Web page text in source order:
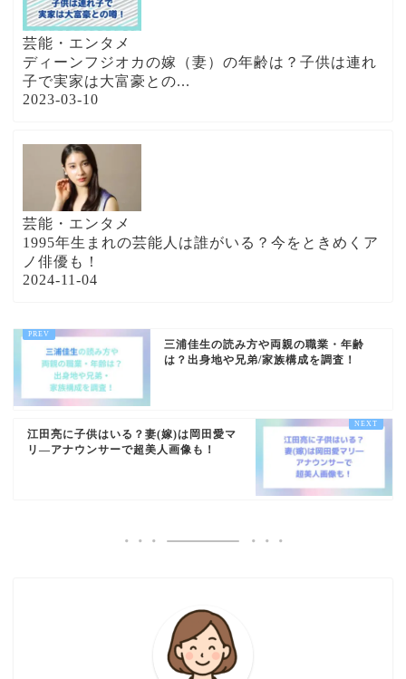
芸能・エンタメ
ディーンフジオカの嫁（妻）の年齢は？子供は連れ
子で実家は大富豪との...
2023-03-10
芸能・エンタメ
1995年生まれの芸能人は誰がいる？今をときめくア
ノ俳優も！
2024-11-04
三浦佳生の読み方や両親の職業・年齢
は？出身地や兄弟/家族構成を調査！
江田亮に子供はいる？妻(嫁)は岡田愛マ
リ―アナウンサーで超美人画像も！